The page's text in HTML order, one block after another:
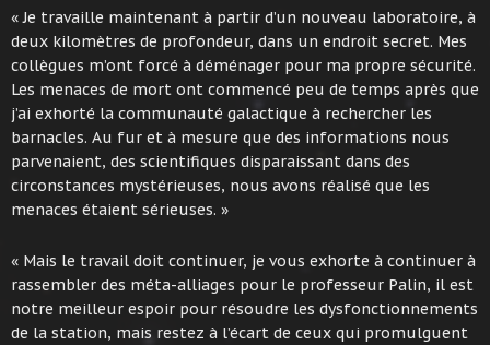
« Je travaille maintenant à partir d’un nouveau laboratoire, à
deux kilomètres de profondeur, dans un endroit secret. Mes
collègues m’ont forcé à déménager pour ma propre sécurité.
Les menaces de mort ont commencé peu de temps après que
j’ai exhorté la communauté galactique à rechercher les
barnacles. Au fur et à mesure que des informations nous
parvenaient, des scientifiques disparaissant dans des
circonstances mystérieuses, nous avons réalisé que les
menaces étaient sérieuses. »
« Mais le travail doit continuer, je vous exhorte à continuer à
rassembler des méta-alliages pour le professeur Palin, il est
notre meilleur espoir pour résoudre les dysfonctionnements
de la station, mais restez à l’écart de ceux qui promulguent